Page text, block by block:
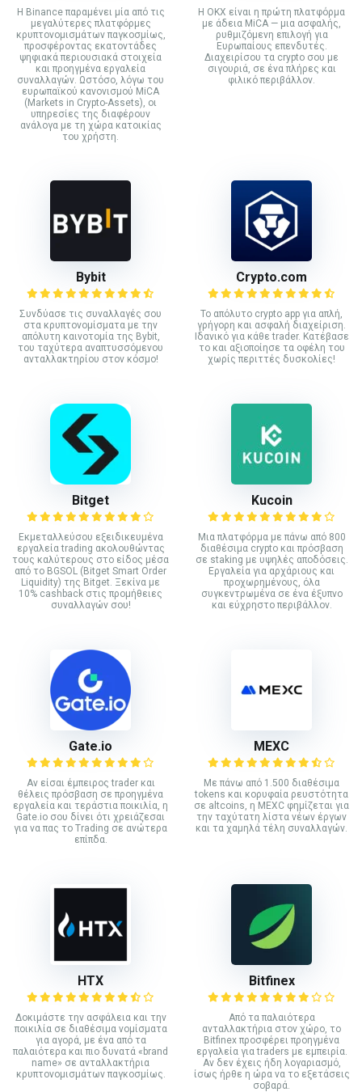
Η Binance παραμένει μία από τις
μεγαλύτερες πλατφόρμες
κρυπτονομισμάτων παγκοσμίως,
προσφέροντας εκατοντάδες
ψηφιακά περιουσιακά στοιχεία
και προηγμένα εργαλεία
συναλλαγών. Ωστόσο, λόγω του
ευρωπαϊκού κανονισμού MiCA
(Markets in Crypto-Assets), οι
υπηρεσίες της διαφέρουν
ανάλογα με τη χώρα κατοικίας
του χρήστη.
Η OKX είναι η πρώτη πλατφόρμα
με άδεια MiCA — μια ασφαλής,
ρυθμιζόμενη επιλογή για
Ευρωπαίους επενδυτές.
Διαχειρίσου τα crypto σου με
σιγουριά, σε ένα πλήρες και
φιλικό περιβάλλον.
Bybit
Συνδύασε τις συναλλαγές σου
στα κρυπτονομίσματα με την
απόλυτη καινοτομία της Bybit,
του ταχύτερα αναπτυσσόμενου
ανταλλακτηρίου στον κόσμο!
Crypto.com
Το απόλυτο crypto app για απλή,
γρήγορη και ασφαλή διαχείριση.
Ιδανικό για κάθε trader. Κατέβασε
το και αξιοποίησε τα οφέλη του
χωρίς περιττές δυσκολίες!
Bitget
Εκμεταλλεύσου εξειδικευμένα
εργαλεία trading ακολουθώντας
τους καλύτερους στο είδος μέσα
από το BGSOL (Bitget Smart Order
Liquidity) της Bitget. Ξεκίνα με
10% cashback στις προμήθειες
συναλλαγών σου!
Kucoin
Mια πλατφόρμα με πάνω από 800
διαθέσιμα crypto και πρόσβαση
σε staking με υψηλές αποδόσεις.
Εργαλεία για αρχάριους και
προχωρημένους, όλα
συγκεντρωμένα σε ένα έξυπνο
και εύχρηστο περιβάλλον.
Gate.io
Αν είσαι έμπειρος trader και
θέλεις πρόσβαση σε προηγμένα
εργαλεία και τεράστια ποικιλία, η
Gate.io σου δίνει ότι χρειάζεσαι
για να πας το Trading σε ανώτερα
επίπδα.
MEXC
Με πάνω από 1.500 διαθέσιμα
tokens και κορυφαία ρευστότητα
σε altcoins, η MEXC φημίζεται για
την ταχύτατη λίστα νέων έργων
και τα χαμηλά τέλη συναλλαγών.
HTX
Δοκιμάστε την ασφάλεια και την
ποικιλία σε διαθέσιμα νομίσματα
για αγορά, με ένα από τα
παλαιότερα και πιο δυνατά «brand
name» σε ανταλλακτήρια
κρυπτονομισμάτων παγκοσμίως.
Bitfinex
Από τα παλαιότερα
ανταλλακτήρια στον χώρο, το
Bitfinex προσφέρει προηγμένα
εργαλεία για traders με εμπειρία.
Αν δεν έχεις ήδη λογαριασμό,
ίσως ήρθε η ώρα να το εξετάσεις
σοβαρά.